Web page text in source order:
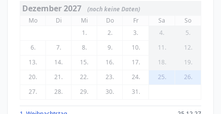
Dezember 2027
(noch keine Daten)
Mo
Di Mi Do Fr Sa
So
1.
2. 3. 4.
5.
6.
7. 8. 9. 10. 11.
12.
13.
14. 15. 16. 17. 18.
19.
20.
21. 22. 23. 24. 25.
26.
27.
28. 29. 30. 31.